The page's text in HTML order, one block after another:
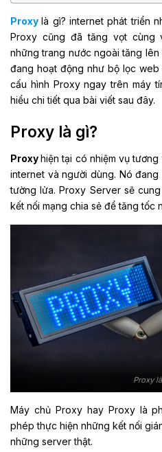
Proxy là gì? internet phát triển
Proxy cũng đã tăng vọt cùng
những trang nước ngoài tăng lên
đang hoạt động như bộ lọc
cấu hình Proxy ngay trên máy
hiểu chi tiết qua bài viết sau đây.
Proxy là gì?
Proxyhiện tại có nhiệm vụ
internet và người dùng. Nó
tường lửa. Proxy Server sẽ
kết nối mạng chia sẻ để tăng tốc
Proxy
Máy chủ Proxy hay Proxy là
phép thực hiện những kết nối
những server thật.